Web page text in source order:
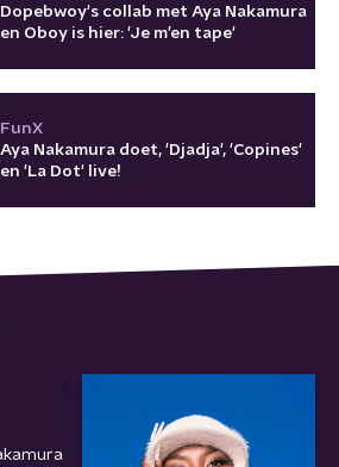
Dopebwoy's collab met Aya Nakamura
en Oboy is hier: 'Je m’en tape'
FunX
Aya Nakamura doet, 'Djadja', 'Copines'
en 'La Dot' live!